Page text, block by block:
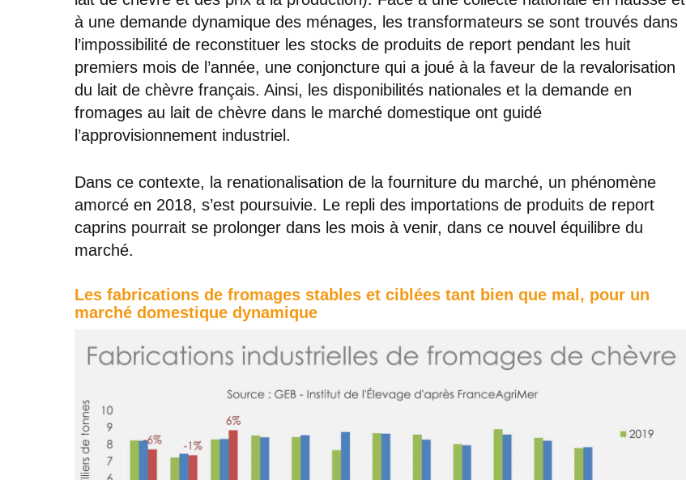
à une demande dynamique des ménages, les transformateurs se sont trouvés dans
l’impossibilité de reconstituer les stocks de produits de report pendant les huit
premiers mois de l’année, une conjoncture qui a joué à la faveur de la revalorisation
du lait de chèvre français. Ainsi, les disponibilités nationales et la demande en
fromages au lait de chèvre dans le marché domestique ont guidé
l’approvisionnement industriel.
Dans ce contexte, la renationalisation de la fourniture du marché, un phénomène
amorcé en 2018, s’est poursuivie. Le repli des importations de produits de report
caprins pourrait se prolonger dans les mois à venir, dans ce nouvel équilibre du
marché.
Les fabrications de fromages stables et ciblées tant bien que mal, pour un
marché domestique dynamique